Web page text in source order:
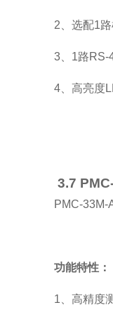
2、选配1
3、1路RS-
4、高亮度
3.7
PMC-33M-
功能特性：
1、高精度